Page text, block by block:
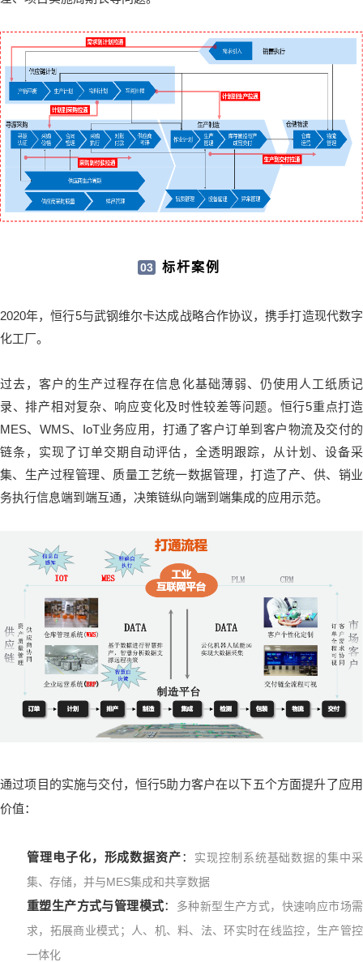
03 标杆案例
2020年，恒行5与武钢维尔卡达成战略合作协议，携手打造现代数字
化工厂。
过去，客户的生产过程存在信息化基础薄弱、仍使用人工纸质记
录、排产相对复杂、响应变化及时性较差等问题。恒行5重点打造
MES、WMS、IoT业务应用，打通了客户订单到客户物流及交付的
链条，实现了订单交期自动评估，全透明跟踪，从计划、设备采
集、生产过程管理、质量工艺统一数据管理，打造了产、供、销业
务执行信息端到端互通，决策链纵向端到端集成的应用示范。
通过项目的实施与交付，恒行5助力客户在以下五个方面提升了应用
价值：
管理电子化，形成数据资产： 实现控制系统基础数据的集中采
集、存储，并与MES集成和共享数据
重塑生产方式与管理模式： 多种新型生产方式，快速响应市场需
求，拓展商业模式；人、机、料、法、环实时在线监控，生产管控
一体化